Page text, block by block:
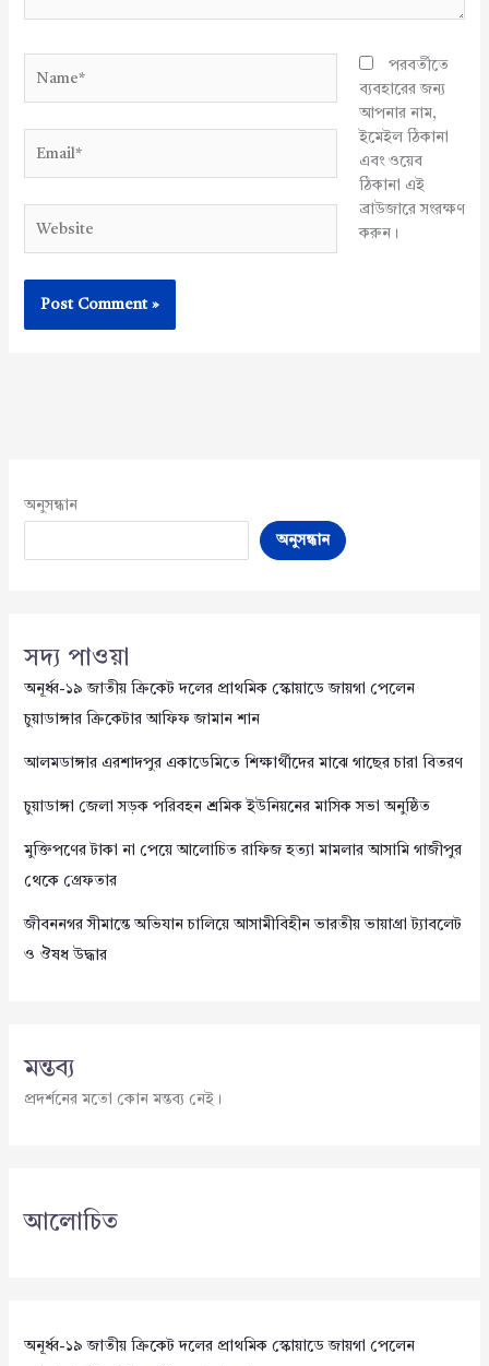
পরবর্তীতে
ব্যবহারের জন্য
আপনার নাম,
ইমেইল ঠিকানা
এবং ওয়েব
ঠিকানা এই
ব্রাউজারে সংরক্ষণ
করুন।
অনুসন্ধান
অনুসন্ধান
সদ্য পাওয়া
অনূর্ধ্ব-১৯ জাতীয় ক্রিকেট দলের প্রাথমিক স্কোয়াডে জায়গা পেলেন
চুয়াডাঙ্গার ক্রিকেটার আফিফ জামান শান
আলমডাঙ্গার এরশাদপুর একাডেমিতে শিক্ষার্থীদের মাঝে গাছের চারা বিতরণ
চুয়াডাঙ্গা জেলা সড়ক পরিবহন শ্রমিক ইউনিয়নের মাসিক সভা অনুষ্ঠিত
মুক্তিপণের টাকা না পেয়ে আলোচিত রাফিজ হত্যা মামলার আসামি গাজীপুর
থেকে গ্রেফতার
জীবননগর সীমান্তে অভিযান চালিয়ে আসামীবিহীন ভারতীয় ভায়াগ্রা ট্যাবলেট
ও ঔষধ উদ্ধার
মন্তব্য
প্রদর্শনের মতো কোন মন্তব্য নেই।
আলোচিত
অনূর্ধ্ব-১৯ জাতীয় ক্রিকেট দলের প্রাথমিক স্কোয়াডে জায়গা পেলেন